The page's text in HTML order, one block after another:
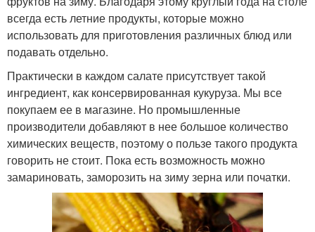
всегда есть летние продукты, которые можно
использовать для приготовления различных блюд или
подавать отдельно.
Практически в каждом салате присутствует такой
ингредиент, как консервированная кукуруза. Мы все
покупаем ее в магазине. Но промышленные
производители добавляют в нее большое количество
химических веществ, поэтому о пользе такого продукта
говорить не стоит. Пока есть возможность можно
замариновать, заморозить на зиму зерна или початки.